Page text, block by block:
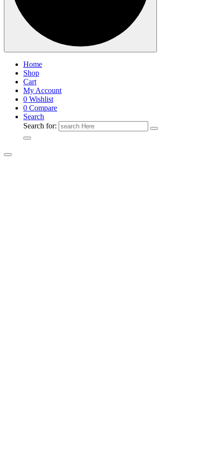
Home
Shop
Cart
My Account
0 Wishlist
0 Compare
Search
Search for: